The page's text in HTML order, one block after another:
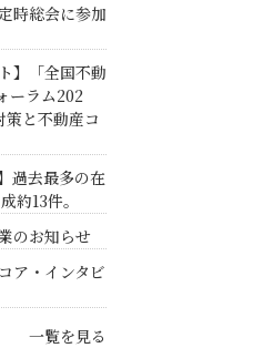
時総会に参加
】「全国不動
ーラム202
と不動産コ
過去最多の在
約13件。
のお知らせ
ア・インタビ
一覧を見る